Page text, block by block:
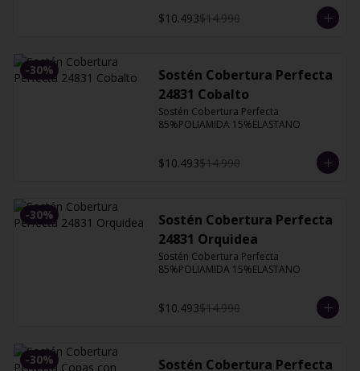
$10.493$14.990
-30%
Sostén Cobertura Perfecta
24831 Cobalto
Sostén Cobertura Perfecta
85%POLIAMIDA 15%ELASTANO
$10.493$14.990
-30%
Sostén Cobertura Perfecta
24831 Orquidea
Sostén Cobertura Perfecta
85%POLIAMIDA 15%ELASTANO
$10.493$14.990
-30%
Sostén Cobertura Perfecta